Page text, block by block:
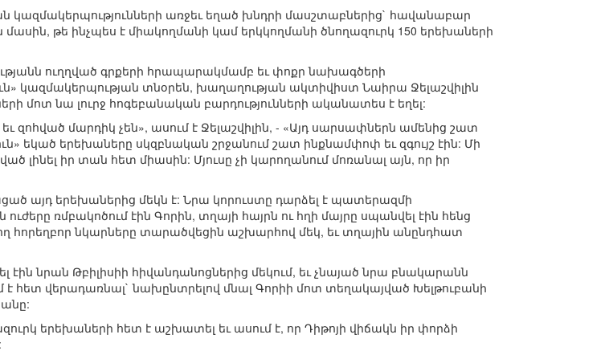
կազմակերպությունների առջեւ եղած խնդրի մասշտաբներից` հավանաբար
թե ինչպես է միակողմանի կամ երկկողմանի ծնողազուրկ 150 երեխաների
ուղղված գրքերի հրապարակմամբ եւ փոքր նախագծերի
կազմակերպության տնօրեն, խաղաղության ակտիվիստ Նաիրա Ջելաշվիլին
մոտ նա լուրջ հոգեբանական բարդությունների ականատես է եղել:
զոհված մարդիկ չեն», ասում է Ջելաշվիլին, - «Այդ սարսափներն ամենից շատ
եկած երեխաները սկզբնական շրջանում շատ ինքնամփոփ եւ զգույշ էին: Մի
լինել իր տան հետ միասին: Մյուսը չի կարողանում մոռանալ այն, որ իր
այդ երեխաներից մեկն է: Նրա կորուստը դարձել է պատերազմի
ռմբակոծում էին Գորին, տղայի հայրն ու հղի մայրը սպանվել էին հենց
հորեղբոր նկարները տարածվեցին աշխարհով մեկ, եւ տղային անընդհատ
էին նրան Թբիլիսիի հիվանդանոցներից մեկում, եւ չնայած նրա բնակարանն
հետ վերադառնալ` նախընտրելով մնալ Գորիի մոտ տեղակայված Խելթուբանի
երեխաների հետ է աշխատել եւ ասում է, որ Դիթոյի վիճակն իր փորձի